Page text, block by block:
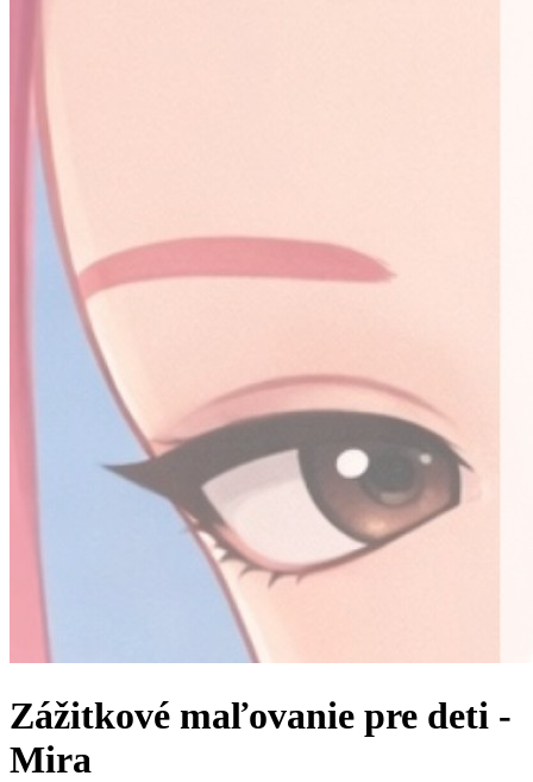
Zážitkové maľovanie pre deti -
Mira